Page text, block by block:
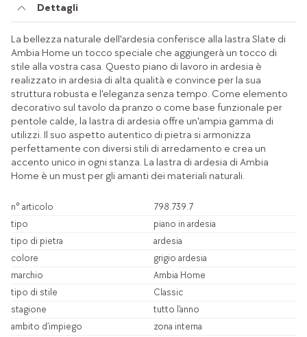
Dettagli
La bellezza naturale dell'ardesia conferisce alla lastra Slate di
Ambia Home un tocco speciale che aggiungerà un tocco di
stile alla vostra casa. Questo piano di lavoro in ardesia è
realizzato in ardesia di alta qualità e convince per la sua
struttura robusta e l'eleganza senza tempo. Come elemento
decorativo sul tavolo da pranzo o come base funzionale per
pentole calde, la lastra di ardesia offre un'ampia gamma di
utilizzi. Il suo aspetto autentico di pietra si armonizza
perfettamente con diversi stili di arredamento e crea un
accento unico in ogni stanza. La lastra di ardesia di Ambia
Home è un must per gli amanti dei materiali naturali.
n° articolo
798.739.7
tipo
piano in ardesia
tipo di pietra
ardesia
colore
grigio ardesia
marchio
Ambia Home
tipo di stile
Classic
stagione
tutto l’anno
ambito d’impiego
zona interna